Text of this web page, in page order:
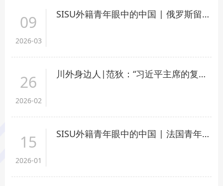
09
2026-03
SISU外籍青年眼中的中国 | 俄罗斯留学生安东：我很喜欢中国，想继续学习深造！
26
2026-02
川外身边人|范狄：“习近平主席的复信让我更坚定，与汉学结伴、和中国同行”
15
2026-01
SISU外籍青年眼中的中国 | 法国青年罗曼与重庆乡村的“罗曼史”